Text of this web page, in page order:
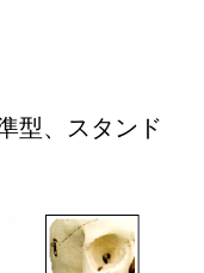
型、スタンド